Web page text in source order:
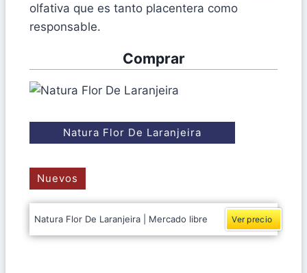
olfativa que es tanto placentera como
responsable.
Comprar
Natura Flor De Laranjeira
Nuevos
Natura Flor De Laranjeira | Mercado libre Ver precio